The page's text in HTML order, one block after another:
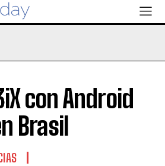
con Android
Brasil